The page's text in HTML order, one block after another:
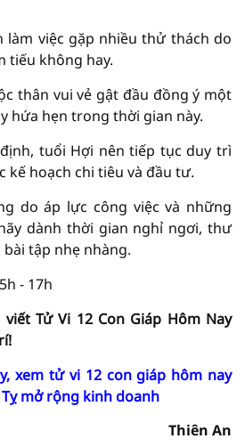
làm việc gặp nhiều thử thách do
tiếu không hay.
thân vui vẻ gật đầu đồng ý một
hứa hẹn trong thời gian này.
tuổi Hợi nên tiếp tục duy trì
kế hoạch chi tiêu và đầu tư.
do áp lực công việc và những
dành thời gian nghỉ ngơi, thư
tập nhẹ nhàng.
- 17h
viếtTử Vi 12 Con Giáp Hôm Nay
xem tử vi 12 con giáp hôm nay
mở rộng kinh doanh
Thiên An